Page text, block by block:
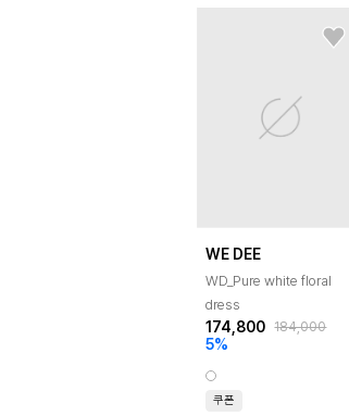
WE DEE
WD_Pure white floral
dress
174,800 184,000
5%
쿠폰